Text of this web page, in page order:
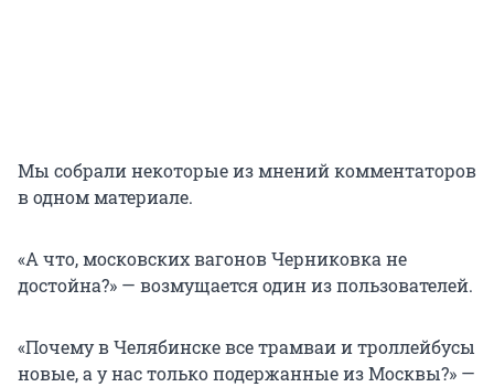
Мы собрали некоторые из мнений комментаторов
в одном материале.
«А что, московских вагонов Черниковка не
достойна?» — возмущается один из пользователей.
«Почему в Челябинске все трамваи и троллейбусы
новые, а у нас только подержанные из Москвы?» —